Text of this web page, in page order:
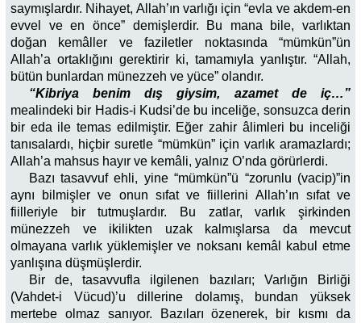
saymışlardır. Nihayet, Allah’ın varlığı için “evla ve akdem-en
evvel ve en önce” demişlerdir. Bu mana bile, varlıktan
doğan kemâller ve faziletler noktasında “mümkün”ün
Allah’a ortaklığını gerektirir ki, tamamıyla yanlıştır. “Allah,
bütün bunlardan münezzeh ve yüce” olandır.
“Kibriya benim dış giysim, azamet de iç…”
mealindeki bir Hadis-i Kudsi’de bu inceliğe, sonsuzca derin
bir eda ile temas edilmiştir. Eğer zahir âlimleri bu inceliği
tanısalardı, hiçbir suretle “mümkün” için varlık aramazlardı;
Allah’a mahsus hayır ve kemâli, yalnız O’nda görürlerdi.
Bazı tasavvuf ehli, yine “mümkün”ü “zorunlu (vacip)”in
aynı bilmişler ve onun sıfat ve fiillerini Allah’ın sıfat ve
fiilleriyle bir tutmuşlardır. Bu zatlar, varlık şirkinden
münezzeh ve ikilikten uzak kalmışlarsa da mevcut
olmayana varlık yüklemişler ve noksanı kemâl kabul etme
yanlışına düşmüşlerdir.
Bir de, tasavvufla ilgilenen bazıları; Varlığın Birliği
(Vahdet-i Vücud)’u dillerine dolamış, bundan yüksek
mertebe olmaz sanıyor. Bazıları özenerek, bir kısmı da